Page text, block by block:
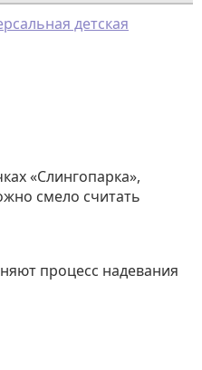
детская
«Слингопарка»,
смело считать
процесс надевания